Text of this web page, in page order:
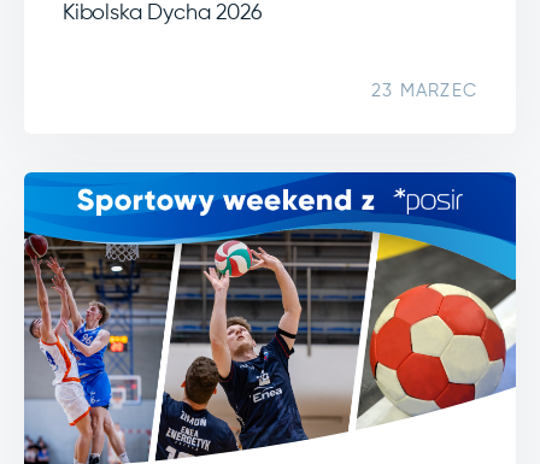
Kibolska Dycha 2026
23 MARZEC